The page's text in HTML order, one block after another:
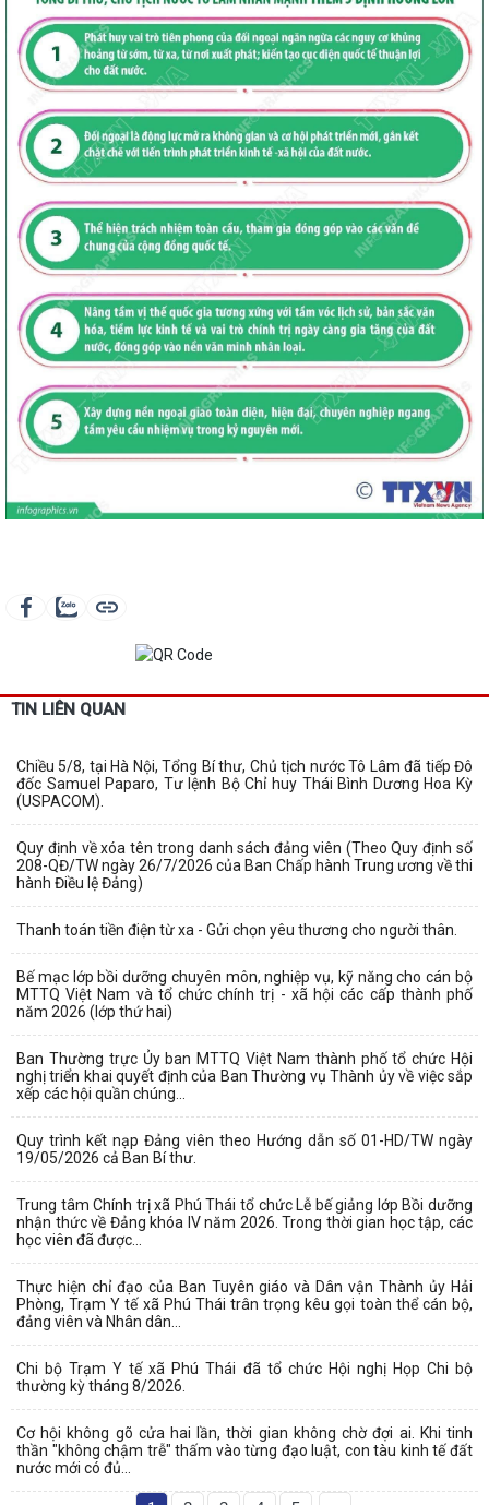
TIN LIÊN QUAN
Chiều 5/8, tại Hà Nội, Tổng Bí thư, Chủ tịch nước Tô Lâm đã tiếp Đô
đốc Samuel Paparo, Tư lệnh Bộ Chỉ huy Thái Bình Dương Hoa Kỳ
(USPACOM).
Quy định về xóa tên trong danh sách đảng viên (Theo Quy định số
208-QĐ/TW ngày 26/7/2026 của Ban Chấp hành Trung ương về thi
hành Điều lệ Đảng)
Thanh toán tiền điện từ xa - Gửi chọn yêu thương cho người thân.
Bế mạc lớp bồi dưỡng chuyên môn, nghiệp vụ, kỹ năng cho cán bộ
MTTQ Việt Nam và tổ chức chính trị - xã hội các cấp thành phố
năm 2026 (lớp thứ hai)
Ban Thường trực Ủy ban MTTQ Việt Nam thành phố tổ chức Hội
nghị triển khai quyết định của Ban Thường vụ Thành ủy về việc sắp
xếp các hội quần chúng...
Quy trình kết nạp Đảng viên theo Hướng dẫn số 01-HD/TW ngày
19/05/2026 cả Ban Bí thư.
Trung tâm Chính trị xã Phú Thái tổ chức Lễ bế giảng lớp Bồi dưỡng
nhận thức về Đảng khóa IV năm 2026. Trong thời gian học tập, các
học viên đã được...
Thực hiện chỉ đạo của Ban Tuyên giáo và Dân vận Thành ủy Hải
Phòng, Trạm Y tế xã Phú Thái trân trọng kêu gọi toàn thể cán bộ,
đảng viên và Nhân dân...
Chi bộ Trạm Y tế xã Phú Thái đã tổ chức Hội nghị Họp Chi bộ
thường kỳ tháng 8/2026.
Cơ hội không gõ cửa hai lần, thời gian không chờ đợi ai. Khi tinh
thần "không chậm trễ" thấm vào từng đạo luật, con tàu kinh tế đất
nước mới có đủ...